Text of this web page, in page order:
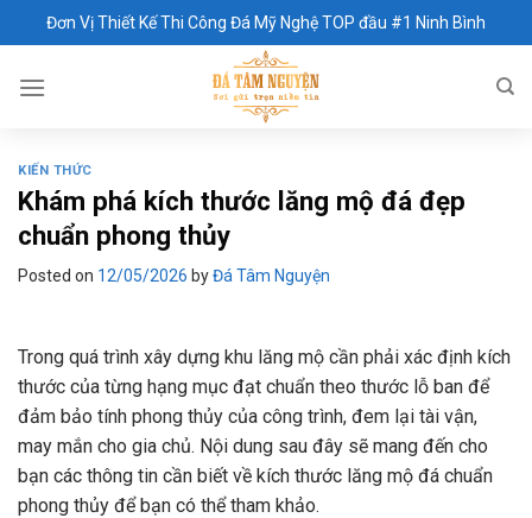
to
Đơn Vị Thiết Kế Thi Công Đá Mỹ Nghệ TOP đầu #1 Ninh Bình
KIẾN THỨC
Khám phá kích thước lăng mộ đá đẹp
chuẩn phong thủy
Posted on 12/05/2026 byĐá Tâm Nguyện
Trong quá trình xây dựng khu lăng mộ cần phải xác định kích
thước của từng hạng mục đạt chuẩn theo thước lỗ ban để
đảm bảo tính phong thủy của công trình, đem lại tài vận,
may mắn cho gia chủ. Nội dung sau đây sẽ mang đến cho
bạn các thông tin cần biết về kích thước lăng mộ đá chuẩn
phong thủy để bạn có thể tham khảo.